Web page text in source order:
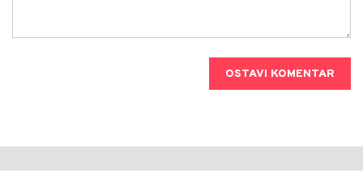
OSTAVI KOMENTAR